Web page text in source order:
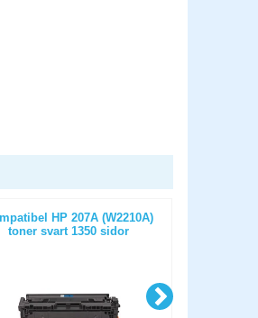
HP 207A (W2210A)
toner svart 1350 sidor